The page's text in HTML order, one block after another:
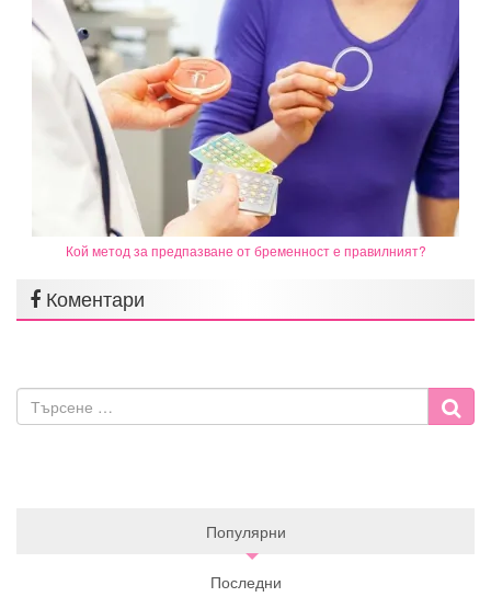
Кой метод за предпазване от бременност е правилният?
Коментари
Популярни
Последни